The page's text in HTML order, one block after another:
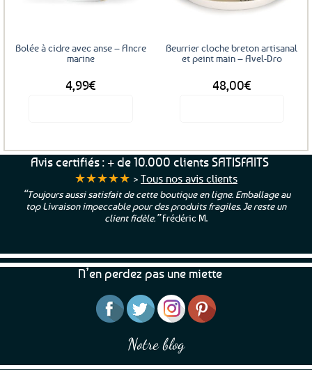
sur
Bolée à cidre avec anse – Ancre
marine
4,99€
Beurrier cloche breton artisanal
et peint main – Avel-Dro
48,00€
Avis certifiés : + de 10.000 clients SATISFAITS
★★★★★ > Tous nos avis clients
“Toujours aussi satisfait de cette boutique en ligne. Emballage au
top Livraison impeccable pour des produits fragiles. Je reste un
client fidèle.”Frédéric M.
N’en perdez pas une miette
Notre blog